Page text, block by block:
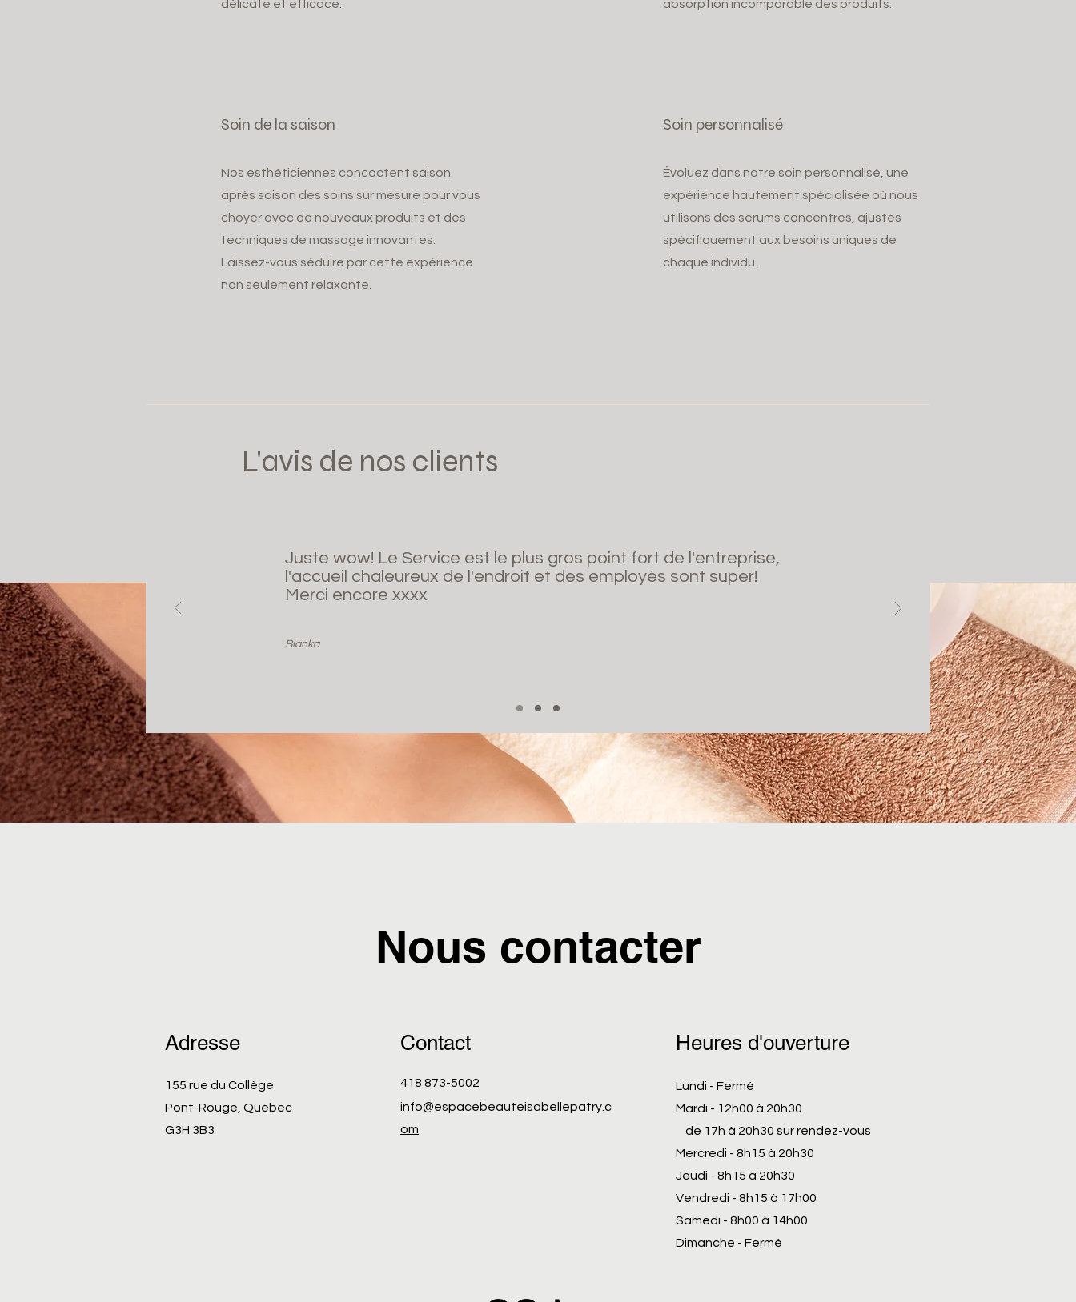
délicate et efficace.
Soin de la saison
Nos esthéticiennes concoctent saison
après saison des soins sur mesure pour vous
choyer avec de nouveaux produits et des
techniques de massage innovantes.
Laissez-vous séduire par cette expérience
non seulement relaxante.
absorption incomparable des produits.
Soin personnalisé
Évoluez dans notre soin personnalisé, une
expérience hautement spécialisée où nous
utilisons des sérums concentrés, ajustés
spécifiquement aux besoins uniques de
chaque individu.
L'avis de nos clients
Juste wow! Le Service est le plus gros point fort de l'entreprise,
l'accueil chaleureux de l'endroit et des employés sont super!
Merci encore xxxx
Bianka
Nous contacter
Adresse
155 rue du Collège
Pont-Rouge, Québec
G3H 3B3
Contact
418 873-5002
info@espacebeauteisabellepatry.c
om
Heures d'ouverture
Lundi - Fermé
Mardi - 12h00 à 20h30
de 17h à 20h30 sur rendez-vous
Mercredi - 8h15 à 20h30
Jeudi - 8h15 à 20h30
Vendredi - 8h15 à 17h00
Samedi - 8h00 à 14h00
Dimanche - Fermé